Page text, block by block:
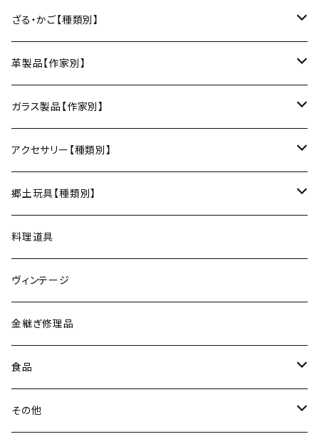
箸置き
菓子切
鍋敷き・コースター
鍋敷き
ポットマット
Fuji窯（備前焼／岡山）
仁堂窯 大森宏明（備前焼／岡山）
梅山窯（砥部焼／愛媛）
宗像窯（会津本郷焼／福島）
松永窯（大堀相馬焼／福島）
黒照 クロテラス（大堀相馬焼／福島）
唐木田窯（松代焼／長野）
古谷製陶所（信楽焼／滋賀）
山内卓夫（信楽焼／滋賀）
常陸窯いそべ陶苑（笠間焼／茨城）
八尾和紙（富山）
美濃和紙（岐阜）
水うちわ（岐阜）
松本箒（長野）
棕櫚箒（和歌山）
和箒（栃木）
和箒（群馬）
ざる・かご【種類別】
盆ざる
かご
革製品【作家別】
Therese（奈良）
ガラス製品【作家別】
Taiga Glass（群馬）
アクセサリー【種類別】
ネックレス
ブレスレット
リング
イヤリング・ピアス
ヘアアクセサリー
スカーフリング
郷土玩具【種類別】
会津張り子（福島）
料理道具
ヴィンテージ
金継ぎ修理品
食品
魚介類
その他